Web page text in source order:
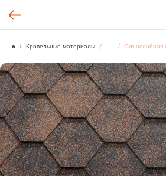
Кровельные материалы